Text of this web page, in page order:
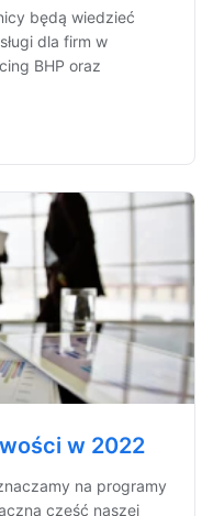
będą wiedzieć
dla firm w
BHP oraz
w 2022
na programy
część naszej